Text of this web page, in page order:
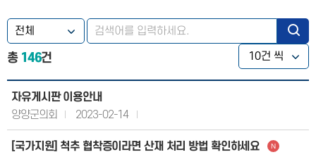
총 146건
자유게시판 이용안내
양양군의회
2023-02-14
[국가지원] 척추 협착증이라면 산재 처리 방법 확인하세요 N